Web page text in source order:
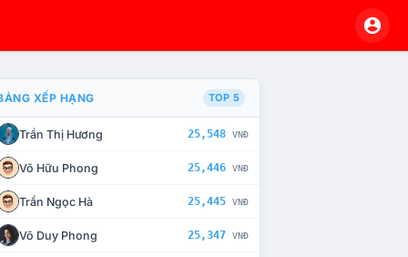
CHẾ TÀI XỬ LÝ VI PHẠM
XẾP HẠNG TOP 5
Trần Thị Hương 25,548 VNĐ
Võ Hữu Phong 25,446 VNĐ
Trần Ngọc Hà 25,445 VNĐ
Võ Duy Phong 25,347 VNĐ